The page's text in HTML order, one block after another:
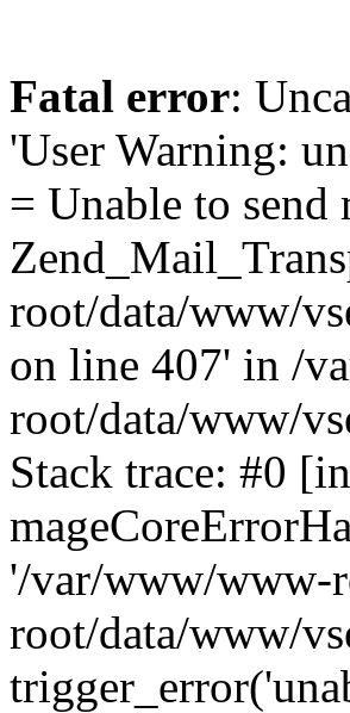
Fatal error:
'User Warning:
= Unable to send
root/data/www/
on line 407' in /
root/data/www/
Stack trace: #0
'/var/www/www-
root/data/www/